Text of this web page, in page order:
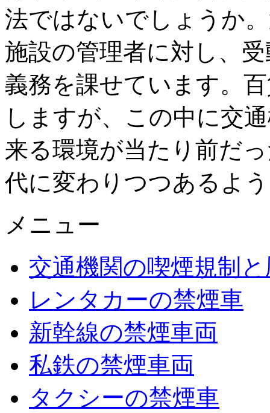
法ではないでしょうか
施設の管理者に対し、
義務を課せています。
しますが、この中に交
来る環境が当たり前だ
代に変わりつつあるよ
メニュー
交通機関の喫煙規制
レンタカーの禁煙車
新幹線の禁煙車両
私鉄の禁煙車両
タクシーの禁煙車